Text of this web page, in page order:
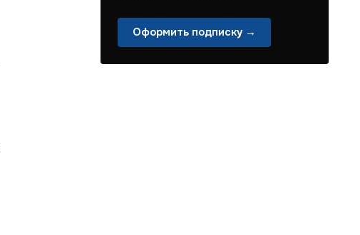
Оформить подписку →